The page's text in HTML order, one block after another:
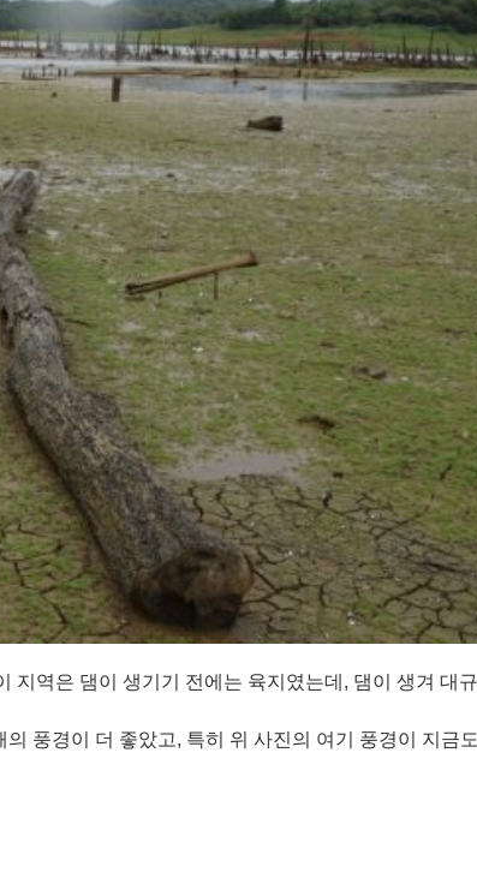
역은 댐이 생기기 전에는 육지였는데, 댐이 생겨 대
풍경이 더 좋았고, 특히 위 사진의 여기 풍경이 지금